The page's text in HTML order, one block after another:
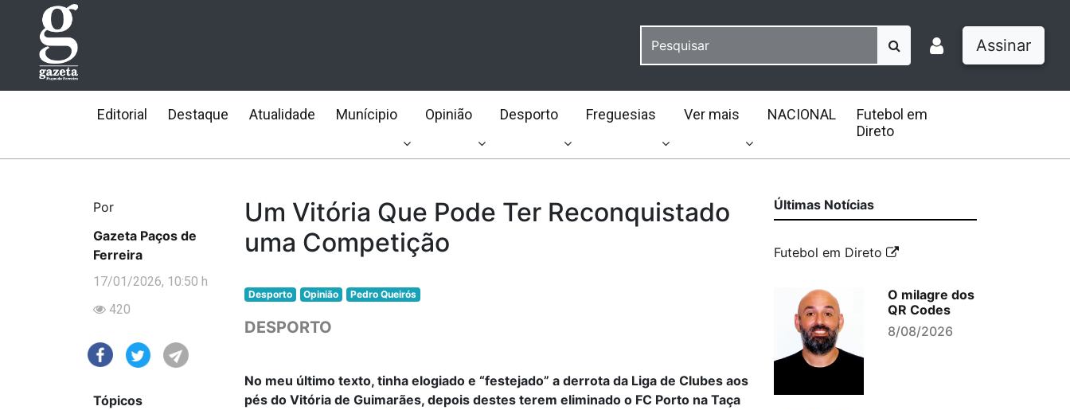
Assinar
Editorial Destaque Atualidade Munícipio Opinião Desporto Freguesias Ver mais NACIONAL
Futebol em
Direto
Por
Gazeta Paços de
Ferreira
17/01/2026, 10:50 h
420
Tópicos
Um Vitória Que Pode Ter Reconquistado
uma Competição
Desporto Opinião Pedro Queirós
DESPORTO
No meu último texto, tinha elogiado e “festejado” a derrota da Liga de Clubes aos
pés do Vitória de Guimarães, depois destes terem eliminado o FC Porto na Taça
Últimas Notícias
Futebol em Direto
O milagre dos
QR Codes
8/08/2026